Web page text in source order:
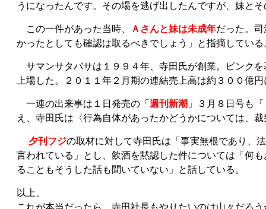
うになったんです。その場を逃げ出したんですが、妹と
この一件があった当時、 Ａさんと妹は未成年だった。
かったとしても確認は取るべきでしょう」と指摘している
サマンサタバサは１９９４年、寺田氏が創業。ピンク
上場した。２０１１年２月期の連結売上高は約３００億
一連の出来事は１日発売の「 週刊新潮 」３月８日号も
え、寺田氏は〈行為自体があったかどうかについては、
夕刊フジの取材に対して寺田氏は「事実無根であり、
言われている」とし、飲酒を黙認した件については「何
ることもそうした話も聞いていない」と話している。
以上、
これが本当だったら、寺田社長もやりたいのは山々だろ